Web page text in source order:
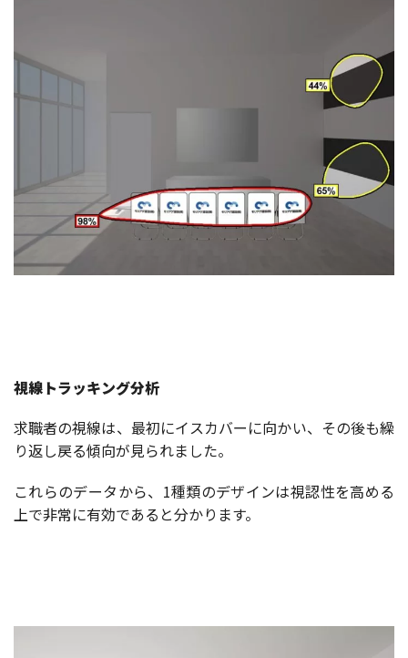
視線トラッキング分析
求職者の視線は、最初にイスカバーに向かい、その後も繰
り返し戻る傾向が見られました。
これらのデータから、1種類のデザインは視認性を高める
上で非常に有効であると分かります。